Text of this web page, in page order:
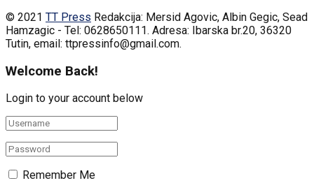
© 2021 TT Press Redakcija: Mersid Agovic, Albin Gegic, Sead
Hamzagic - Tel: 0628650111. Adresa: Ibarska br.20, 36320
Tutin, email: ttpressinfo@gmail.com.
Welcome Back!
Login to your account below
Remember Me